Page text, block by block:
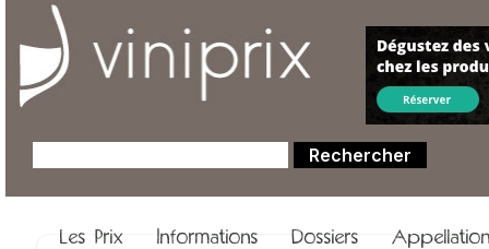
Les Prix Informations Dossiers